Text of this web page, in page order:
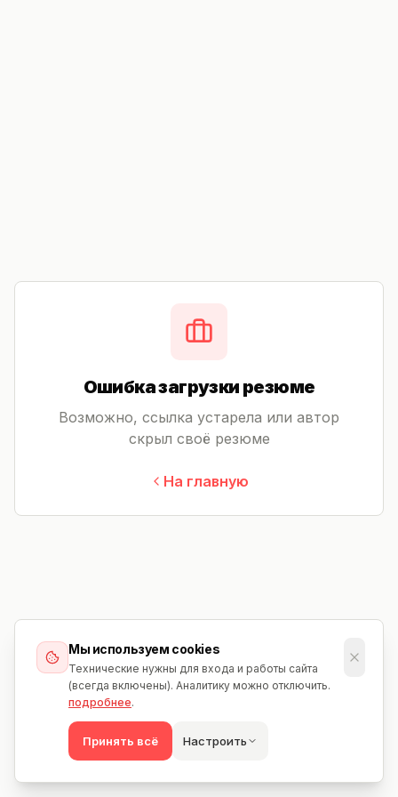
Мы используем cookies
Технические нужны для входа и работы сайта
(всегда включены). Аналитику можно отключить.
подробнее.
Принять всё Настроить
Ошибка загрузки резюме
Возможно, ссылка устарела или автор
скрыл своё резюме
На главную